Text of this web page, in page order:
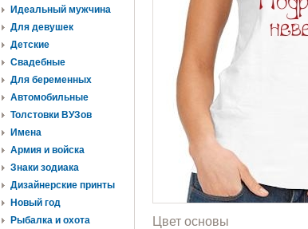
Идеальный мужчина
Для девушек
Детские
Свадебные
Для беременных
Автомобильные
Толстовки ВУЗов
Имена
Армия и войска
Знаки зодиака
Дизайнерские принты
Новый год
Рыбалка и охота
Цвет основы